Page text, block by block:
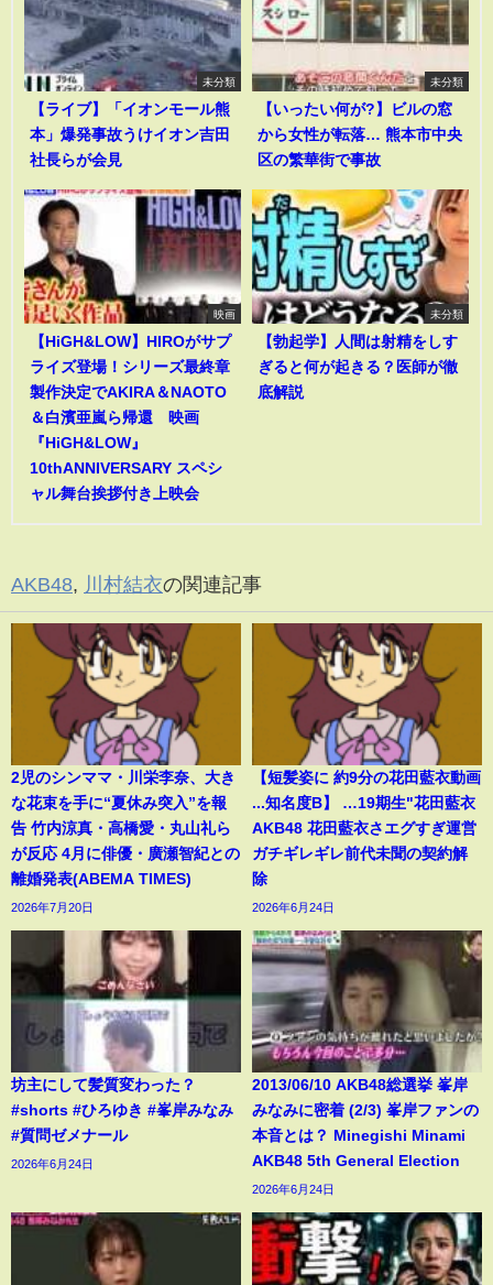
未分類
【ライブ】「イオンモール熊
本」爆発事故うけイオン吉田
社長らが会見
未分類
【いったい何が?】ビルの窓
から女性が転落… 熊本市中央
区の繁華街で事故
映画
【HiGH&LOW】HIROがサプ
ライズ登場！シリーズ最終章
製作決定でAKIRA＆NAOTO
＆白濱亜嵐ら帰還 映画
『HiGH&LOW』
10thANNIVERSARY スペシ
ャル舞台挨拶付き上映会
未分類
【勃起学】人間は射精をしす
ぎると何が起きる？医師が徹
底解説
AKB48, 川村結衣の関連記事
2児のシンママ・川栄李奈、大き
な花束を手に“夏休み突入”を報
告 竹内涼真・高橋愛・丸山礼ら
が反応 4月に俳優・廣瀬智紀との
離婚発表(ABEMA TIMES)
2026年7月20日
【短髪姿に 約9分の花田藍衣動画
...知名度B】 …19期生"花田藍衣
AKB48 花田藍衣さエグすぎ運営
ガチギレギレ前代未聞の契約解
除
2026年6月24日
坊主にして髪質変わった？
#shorts #ひろゆき #峯岸みなみ
#質問ゼメナール
2026年6月24日
2013/06/10 AKB48総選挙 峯岸
みなみに密着 (2/3) 峯岸ファンの
本音とは？ Minegishi Minami
AKB48 5th General Election
2026年6月24日